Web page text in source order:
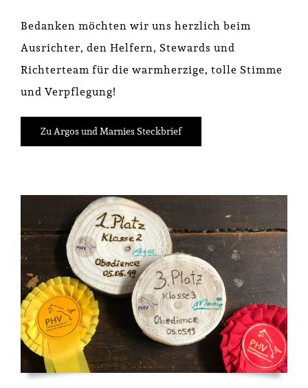
Bedanken möchten wir uns herzlich beim
Ausrichter, den Helfern, Stewards und
Richterteam für die warmherzige, tolle Stimme
und Verpflegung!
Zu Argos und Marnies Steckbrief